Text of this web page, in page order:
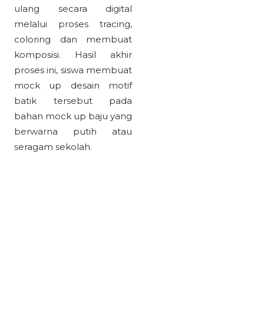
ulang secara digital
melalui proses tracing,
coloring dan membuat
komposisi. Hasil akhir
proses ini, siswa membuat
mock up desain motif
batik tersebut pada
bahan mock up baju yang
berwarna putih atau
seragam sekolah.